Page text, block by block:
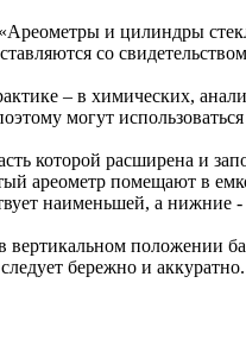
и цилиндры
со
– в химических,
могут
которой расширена и
ареометр помещают в
наименьшей, а
вертикальном
бережно и